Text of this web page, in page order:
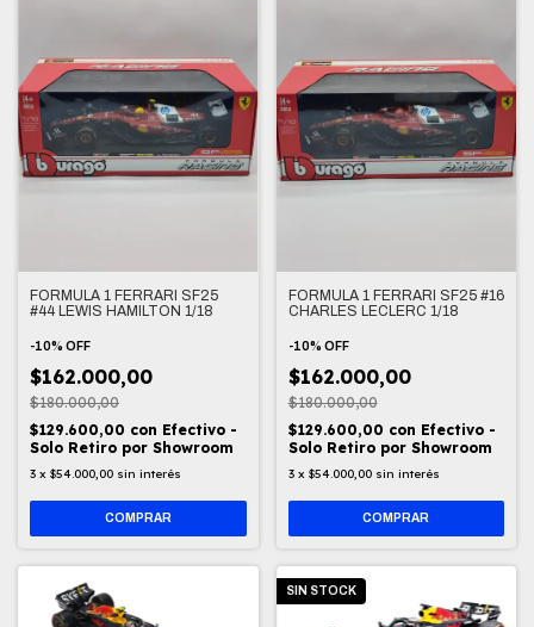
FORMULA 1 FERRARI SF25
#44 LEWIS HAMILTON 1/18
-10% OFF
$162.000,00
$180.000,00
$129.600,00 con Efectivo -
Solo Retiro por Showroom
3 x $54.000,00 sin interés
FORMULA 1 FERRARI SF25 #16
CHARLES LECLERC 1/18
-10% OFF
$162.000,00
$180.000,00
$129.600,00 con Efectivo -
Solo Retiro por Showroom
3 x $54.000,00 sin interés
SIN STOCK